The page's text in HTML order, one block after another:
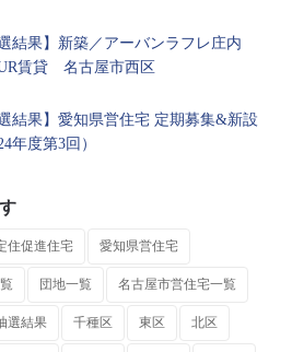
選結果】新築／アーバンラフレ庄内
賃貸 名古屋市西区
選結果】愛知県営住宅 定期募集&新設
年度第3回）
住促進住宅 愛知県営住宅
団地一覧 名古屋市営住宅一覧
選結果 千種区 東区 北区